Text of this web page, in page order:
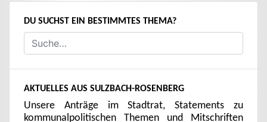
DU SUCHST EIN BESTIMMTES THEMA?
AKTUELLES AUS SULZBACH-ROSENBERG
Unsere Anträge im Stadtrat, Statements zu
kommunalpolitischen Themen und Mitschriften